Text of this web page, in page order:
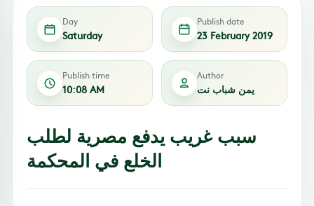
Day
Saturday
Publish date
23 February 2019
Publish time
10:08 AM
Author
يمن شباب نت
سبب غريب يدفع مصرية لطلب
الخلع في المحكمة